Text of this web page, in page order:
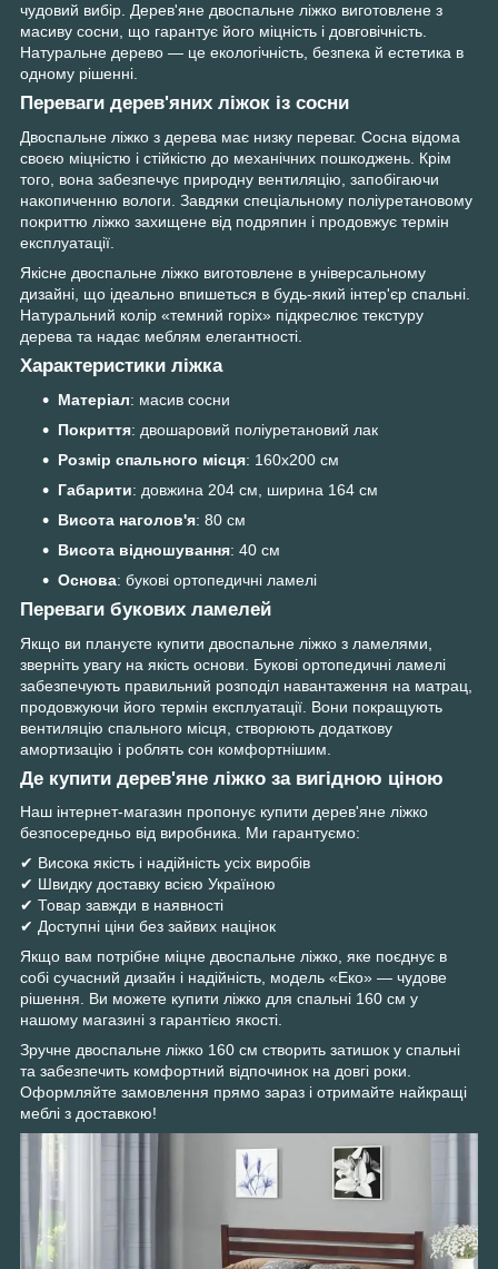
чудовий вибір. Дерев'яне двоспальне ліжко виготовлене з
масиву сосни, що гарантує його міцність і довговічність.
Натуральне дерево — це екологічність, безпека й естетика в
одному рішенні.
Переваги дерев'яних ліжок із сосни
Двоспальне ліжко з дерева має низку переваг. Сосна відома
своєю міцністю і стійкістю до механічних пошкоджень. Крім
того, вона забезпечує природну вентиляцію, запобігаючи
накопиченню вологи. Завдяки спеціальному поліуретановому
покриттю ліжко захищене від подряпин і продовжує термін
експлуатації.
Якісне двоспальне ліжко виготовлене в універсальному
дизайні, що ідеально впишеться в будь-який інтер'єр спальні.
Натуральний колір «темний горіх» підкреслює текстуру
дерева та надає меблям елегантності.
Характеристики ліжка
Матеріал: масив сосни
Покриття: двошаровий поліуретановий лак
Розмір спального місця: 160х200 см
Габарити: довжина 204 см, ширина 164 см
Висота наголов'я: 80 см
Висота відношування: 40 см
Основа: букові ортопедичні ламелі
Переваги букових ламелей
Якщо ви плануєте купити двоспальне ліжко з ламелями,
зверніть увагу на якість основи. Букові ортопедичні ламелі
забезпечують правильний розподіл навантаження на матрац,
продовжуючи його термін експлуатації. Вони покращують
вентиляцію спального місця, створюють додаткову
амортизацію і роблять сон комфортнішим.
Де купити дерев'яне ліжко за вигідною ціною
Наш інтернет-магазин пропонує купити дерев'яне ліжко
безпосередньо від виробника. Ми гарантуємо:
✔ Висока якість і надійність усіх виробів
✔ Швидку доставку всією Україною
✔ Товар завжди в наявності
✔ Доступні ціни без зайвих націнок
Якщо вам потрібне міцне двоспальне ліжко, яке поєднує в
собі сучасний дизайн і надійність, модель «Еко» — чудове
рішення. Ви можете купити ліжко для спальні 160 см у
нашому магазині з гарантією якості.
Зручне двоспальне ліжко 160 см створить затишок у спальні
та забезпечить комфортний відпочинок на довгі роки.
Оформляйте замовлення прямо зараз і отримайте найкращі
меблі з доставкою!